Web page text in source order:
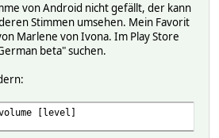
von Android nicht gefällt, der kann
Stimmen umsehen. Mein Favorit
Marlene von Ivona. Im Play Store
beta" suchen.
[level]